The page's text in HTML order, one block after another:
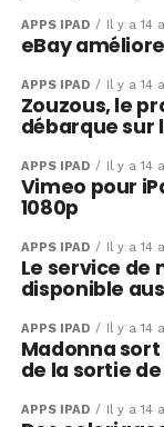
APPS IPAD Il y a 14
eBay
APPS IPAD Il y a 14
Zouzous, le
débarque sur
APPS IPAD Il y a 14
Vimeo pour
1080p
APPS IPAD Il y a 14
Le service de
disponible
APPS IPAD Il y a 14
Madonna sort
de la sortie
APPS IPAD Il y a 14